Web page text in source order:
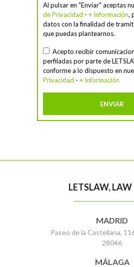
Al pulsar en "Enviar" aceptas
de Privacidad - + Información,
datos con la finalidad de
que puedas plantearnos.
Acepto recibir
perfiladas por parte de
conforme a lo dispuesto en
Privacidad - + Información
LETSLAW,
MADRID
Paseo de la Castellana,
28046
MÁLAGA